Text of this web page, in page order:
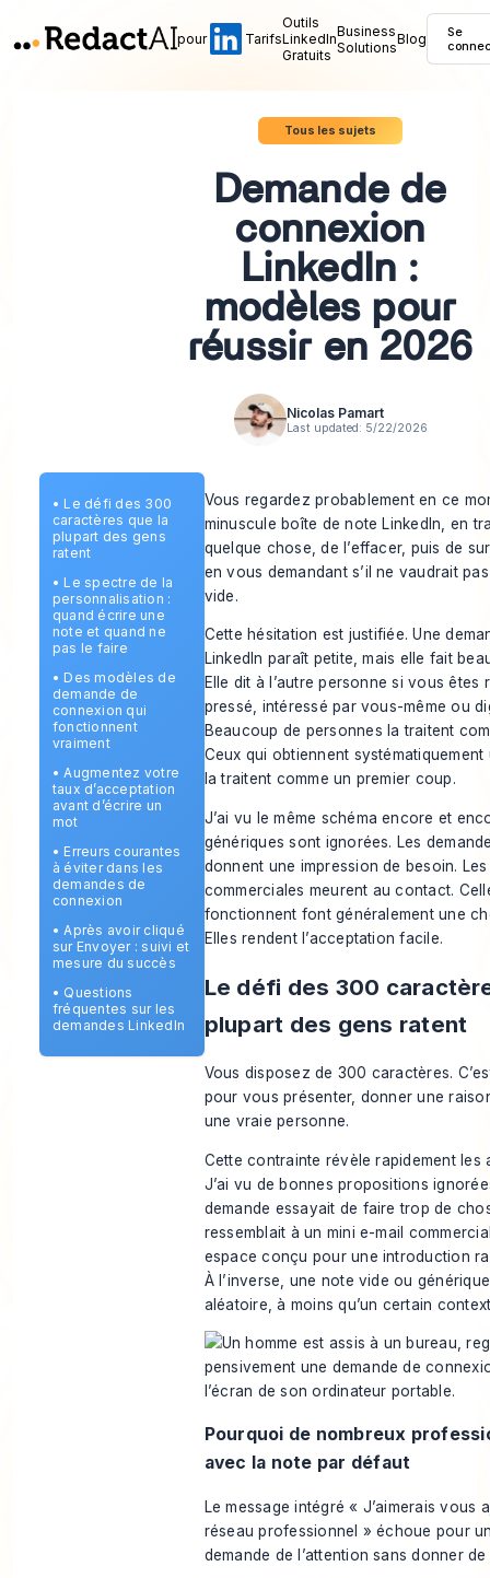
pour Tarifs
Outils
LinkedIn
Gratuits
Business
SolutionsBlog
Se
Tous les sujets
Demande de
connexion
LinkedIn :
modèles pour
réussir en 2026
Nicolas Pamart
Last updated: 5/22/2026
• Le défi des 300
caractères que la
plupart des gens
ratent
• Le spectre de la
personnalisation :
quand écrire une
note et quand ne
pas le faire
• Des modèles de
demande de
connexion qui
fonctionnent
vraiment
•Augmentez votre
taux d’acceptation
avant d’écrire un
mot
• Erreurs courantes
à éviter dans les
demandes de
connexion
•Après avoir cliqué
sur Envoyer : suivi et
mesure du succès
• Questions
fréquentes sur les
demandes LinkedIn
Vous regardez probablement en ce
minuscule boîte de note LinkedIn, en
quelque chose, de l’effacer, puis de
en vous demandant s’il ne vaudrait
vide.
Cette hésitation est justifiée. Une
LinkedIn paraît petite, mais elle fait
Elle dit à l’autre personne si vous êtes
pressé, intéressé par vous-même ou
Beaucoup de personnes la traitent
Ceux qui obtiennent
la traitent comme un premier coup.
J’ai vu le même schéma encore et
génériques sont ignorées. Les
donnent une impression de besoin.
commerciales meurent au contact.
fonctionnent font généralement une
Elles rendent l’acceptation facile.
Le défi des 300
plupart des gens ratent
Vous disposez de 300 caractères.
pour vous présenter, donner une
une vraie personne.
Cette contrainte révèle rapidement les
J’ai vu de bonnes propositions
demande essayait de faire trop de
ressemblait à un mini e-mail
espace conçu pour une introduction
À l’inverse, une note vide ou
aléatoire, à moins qu’un certain
Pourquoi de nombreux
avec la note par défaut
Le message intégré « J’aimerais vous
réseau professionnel » échoue pour
demande de l’attention sans donner